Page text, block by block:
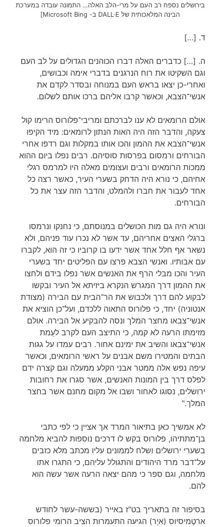
בירושלים נספח רֹב העם על מרי-הלב האלה… התמונה עובדה במערכת
הבינה המלאכותית של DALL·E ב- Microsoft Bing]
ד. […]
ה. […] כדברים האלה דברו הכוהנים הגדולים על לב העם
וגם השקיטו את רוח הנרגנים בדברי אימה וכבושים,
ואחרי-כן יצאו בראש העם במנוחה ובסדר לקדם את
אנשי־הצבא, וכאשר קרבו אליהם ברכו אותם לשלום.
אולם הרומאים לא ענו לברכתם ומריבי־פלורוס הרימו קול
צעקה, והדבר הזה היה האות הנתון לרומאים: מיד הקיפו
אנשי־הצבא את ההמון והכו אותו במקלות וגם רדפו אחרי
הבורחים ורמסום בפרסות סוסיהם. רבים נפלו ביום ההוא
ממכות הרומאים ורבים ועצומים מאלה היו למרמס רגלי
אחיהם, כי נורא היה הדחק בשערי העיר, כאשר רצה כל
אחד לעבור את חברו ולהמלט, והדבר הזה עצר את כל
הבורחים.
ונורא היה גם מות הכושלים במנוסתם, כי נחנקו ונרמסו
ברגלי האצים אחריהם, עד אשר לא נכרו עוד פניהם, ולא
נשאר אף חלל אחד אשר ידעו בו קרוביו כי זה הוא, לקברו
עם אבותיו. ואנשי הצבא פרצו עם הפליטים יחד בשערי
העיר והכו מבלי הרף את האנשים אשר נפלו בידם ולחצו
את ההמון דרך המגרש הנקרא ביזיתא אל העיר ובקשו
לבקוע להם דרך ולכבוש את הר־הבית עם הבירה (מצודת
אנטוניה) יחד, כי פלורוס התאוה ללכדם, ועל־כן הוציא את
אנשי־צבאו מחצר המלך ונסה להבקיע אל הבירה. אולם
מזימתו הרעה לא קמה, כי התיצב העם לקרב לעֻמת
אנשי־צבאו והשיב את ימינם אחור. רבים עמדו על גגות
הבתים והמטירו משם אבנים על ראשי הרומאים, וכאשר
עיפה נפש אלה ממטר אבני הקלע ממעלה וגם קצרה ידם
לפלס דרך בין המונות האנשים, אשר סגרו את רחובות
ירושלים, נסוגו לאחור ושבו אל מקום מחנם אשר בחצר
המלך."
לא אמשיך כאן בתיאור המרד אך אציין כי לפי כתבי
בן־מתתיהו, פלורוס בקש לו דרכים נוספות להביא מלחמה
בשערי ירושלים ושלח לממונים עליו מכתב מלא כזבים
על־דבר מרד היהודים והתגולל עליהם, כי התגרו אתו
מלחמה, וגם ספר כי מהם יצאה הרעה אשר עשה הוא
להם.
בסיפור זה בתאריך בט"ז באייר (בששה-עשר לחודש
ארטֶמיסיוס (אִיָר) הגיעה התעמרות הציב הרומי פלורוס